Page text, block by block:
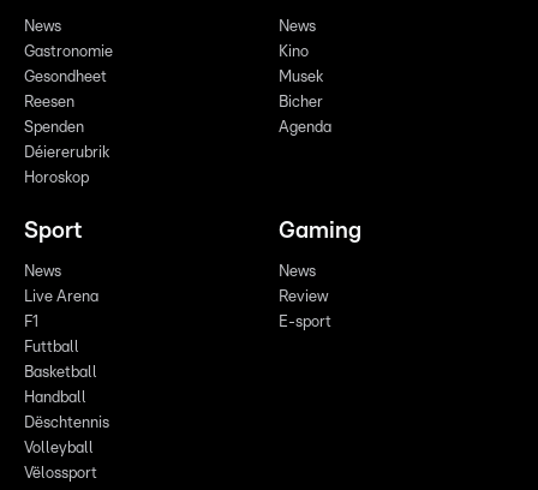
News
Gastronomie
Gesondheet
Reesen
Spenden
Déiererubrik
Horoskop
News
Kino
Musek
Bicher
Agenda
Sport
News
Live Arena
F1
Futtball
Basketball
Handball
Dëschtennis
Volleyball
Vëlossport
Gaming
News
Review
E-sport